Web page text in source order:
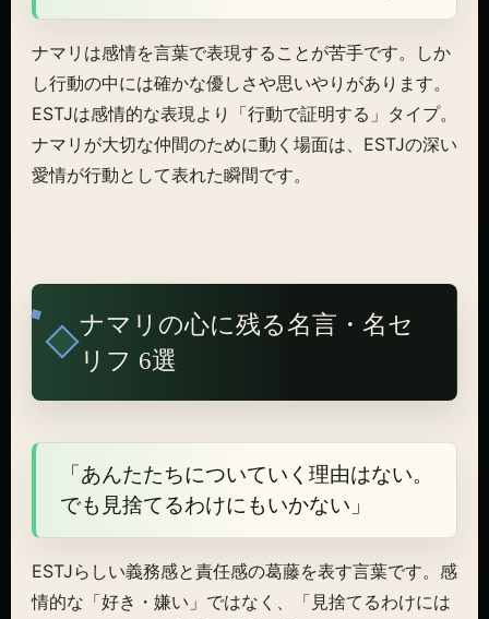
ナマリは感情を言葉で表現することが苦手です。しか
し行動の中には確かな優しさや思いやりがあります。
ESTJは感情的な表現より「行動で証明する」タイプ。
ナマリが大切な仲間のために動く場面は、ESTJの深い
愛情が行動として表れた瞬間です。
ナマリの心に残る名言・名セ
リフ 6選
「あんたたちについていく理由はない。
でも見捨てるわけにもいかない」
ESTJらしい義務感と責任感の葛藤を表す言葉です。感
情的な「好き・嫌い」ではなく、「見捨てるわけには